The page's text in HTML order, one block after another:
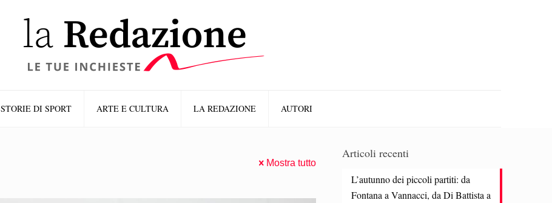
STORIE DI SPORT ARTE E CULTURA LA REDAZIONE AUTORI
Mostra tutto
Articoli recenti
L’autunno dei piccoli partiti: da
Fontana a Vannacci, da Di Battista a